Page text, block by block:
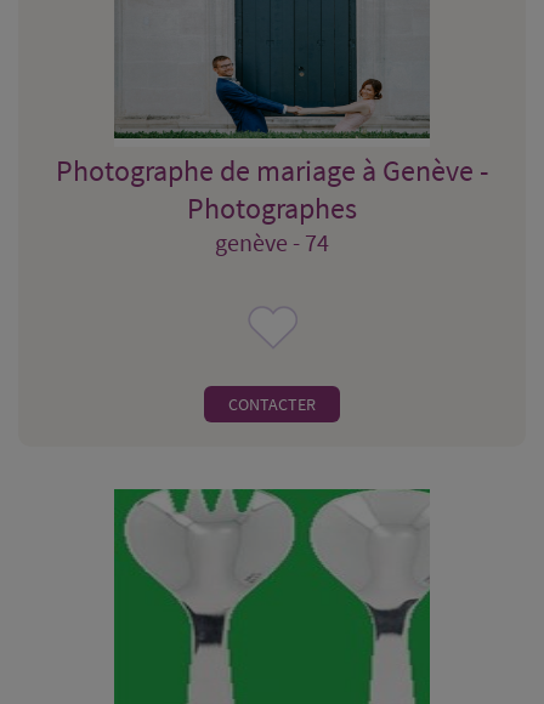
Photographe de mariage à Genève -
Photographes
genève - 74
CONTACTER